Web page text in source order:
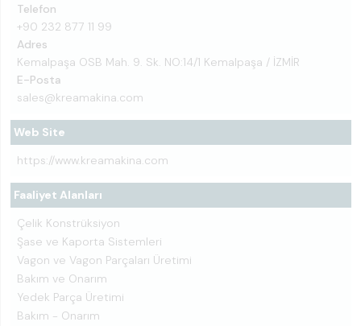
Telefon
+90 232 877 11 99
Adres
Kemalpaşa OSB Mah. 9. Sk. NO:14/1 Kemalpaşa / İZMİR
E-Posta
sales@kreamakina.com
Web Site
https://www.kreamakina.com
Faaliyet Alanları
Çelik Konstrüksiyon
Şase ve Kaporta Sistemleri
Vagon ve Vagon Parçaları Üretimi
Bakım ve Onarım
Yedek Parça Üretimi
Bakım - Onarım